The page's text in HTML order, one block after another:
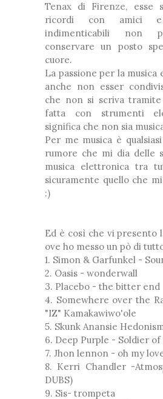
Tenax di Firenze, esse
ricordi con amici
indimenticabili non
conservare un posto
cuore.
La passione per la musica
anche non esser
che non si scriva
fatta con strumenti
significa che non sia
Per me musica è
rumore che mi dia delle
musica elettronica tra
sicuramente quello che
:)
Ed è così che vi presento
ove ho messo un pò di
1. Simon & Garfunkel -
2. Oasis - wonderwall
3. Placebo - the bitter end
4. Somewhere over the
"IZ" Kamakawiwo'ole
5. Skunk Anansie
6. Deep Purple - Soldier
7. Jhon lennon - oh my
8. Kerri Chandler -
DUBS)
9. Sis- trompeta